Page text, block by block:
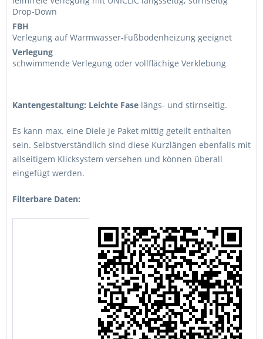
Drop-Down
FBH
Verlegung auf Warmwasser-Fußbodenheizung geeignet
Verlegung
schwimmende Verlegung oder vollflächige Verklebung
Kantengestaltung: Leichte Fase längs- und stirnseitig.
Es kann max. eine Diele je Paket mittig geteilt enthalten
sein. Selbstverständlich sind diese Kurzlängen ebenfalls mit
allseitigem Klicksystem versehen und können überall
eingefügt werden.
Filterbare Daten: